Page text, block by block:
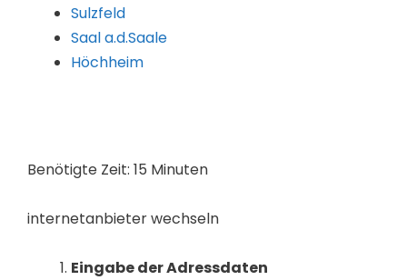
Sulzfeld
Saal a.d.Saale
Höchheim
Benötigte Zeit: 15 Minuten
internetanbieter wechseln
Eingabe der Adressdaten